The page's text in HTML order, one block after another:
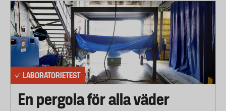
LABORATORIETEST
En pergola för alla väder